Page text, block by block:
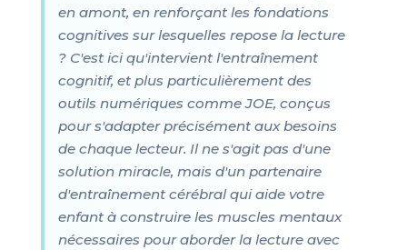
en amont, en renforçant les fondations
cognitives sur lesquelles repose la lecture
? C'est ici qu'intervient l'entraînement
cognitif, et plus particulièrement des
outils numériques comme JOE, conçus
pour s'adapter précisément aux besoins
de chaque lecteur. Il ne s'agit pas d'une
solution miracle, mais d'un partenaire
d'entraînement cérébral qui aide votre
enfant à construire les muscles mentaux
nécessaires pour aborder la lecture avec